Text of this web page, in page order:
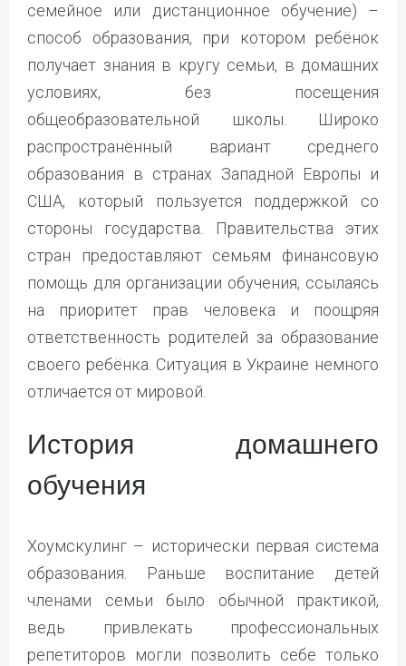
семейное или дистанционное обучение) –
способ образования, при котором ребёнок
получает знания в кругу семьи, в домашних
условиях, без посещения
общеобразовательной школы. Широко
распространённый вариант среднего
образования в странах Западной Европы и
США, который пользуется поддержкой со
стороны государства. Правительства этих
стран предоставляют семьям финансовую
помощь для организации обучения, ссылаясь
на приоритет прав человека и поощряя
ответственность родителей за образование
своего ребёнка. Ситуация в Украине немного
отличается от мировой.
История домашнего
обучения
Хоумскулинг – исторически первая система
образования. Раньше воспитание детей
членами семьи было обычной практикой,
ведь привлекать профессиональных
репетиторов могли позволить себе только